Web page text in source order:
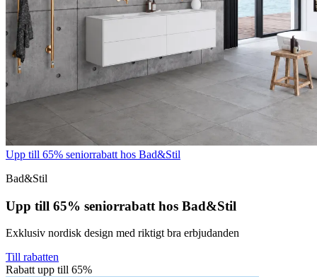
Upp till 65% seniorrabatt hos Bad&Stil
Bad&Stil
Upp till 65% seniorrabatt hos Bad&Stil
Exklusiv nordisk design med riktigt bra erbjudanden
Till rabatten
Rabatt upp till 65%